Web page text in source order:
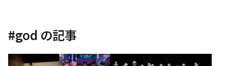
#god の記事